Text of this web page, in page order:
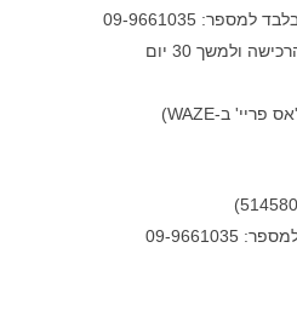
09-9661035
9661035